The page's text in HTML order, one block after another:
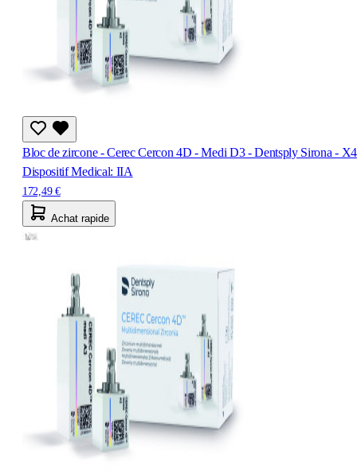
Bloc de zircone - Cerec Cercon 4D - Medi D3 - Dentsply Sirona - X4
Dispositif Medical: IIA
172,49 €
Achat rapide